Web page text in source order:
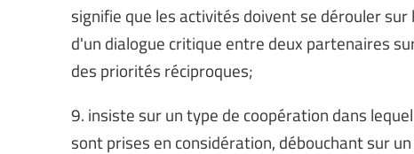
signifie que les activités doivent se dérouler
d'un dialogue critique entre deux partenaires
des priorités réciproques;
9. insiste sur un type de coopération dans
sont prises en considération, débouchant sur